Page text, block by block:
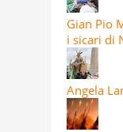
Gian Pio
i sicari di
Angela